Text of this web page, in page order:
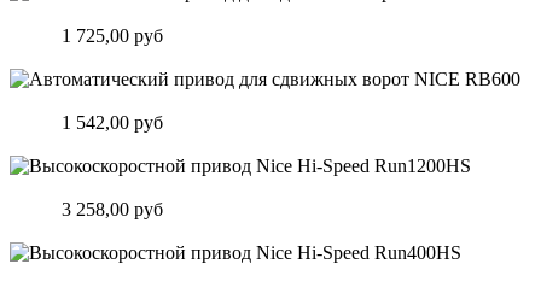
1 725,00 руб
1 542,00 руб
3 258,00 руб